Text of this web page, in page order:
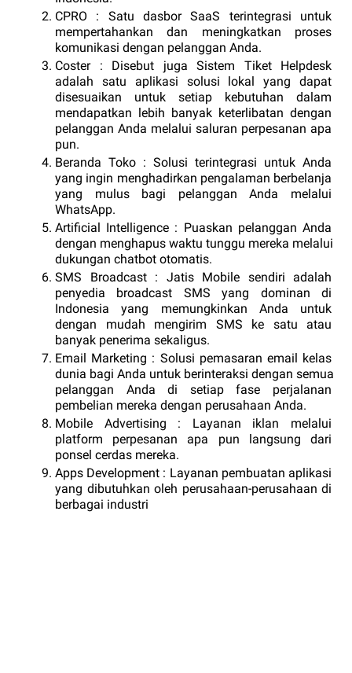
CPRO : Satu dasbor SaaS terintegrasi untuk
mempertahankan dan meningkatkan proses
komunikasi dengan pelanggan Anda.
Coster : Disebut juga Sistem Tiket Helpdesk
adalah satu aplikasi solusi lokal yang dapat
disesuaikan untuk setiap kebutuhan dalam
mendapatkan lebih banyak keterlibatan dengan
pelanggan Anda melalui saluran perpesanan apa
pun.
Beranda Toko : Solusi terintegrasi untuk Anda
yang ingin menghadirkan pengalaman berbelanja
yang mulus bagi pelanggan Anda melalui
WhatsApp.
Artificial Intelligence : Puaskan pelanggan Anda
dengan menghapus waktu tunggu mereka melalui
dukungan chatbot otomatis.
SMS Broadcast : Jatis Mobile sendiri adalah
penyedia broadcast SMS yang dominan di
Indonesia yang memungkinkan Anda untuk
dengan mudah mengirim SMS ke satu atau
banyak penerima sekaligus.
Email Marketing : Solusi pemasaran email kelas
dunia bagi Anda untuk berinteraksi dengan semua
pelanggan Anda di setiap fase perjalanan
pembelian mereka dengan perusahaan Anda.
Mobile Advertising : Layanan iklan melalui
platform perpesanan apa pun langsung dari
ponsel cerdas mereka.
Apps Development : Layanan pembuatan aplikasi
yang dibutuhkan oleh perusahaan-perusahaan di
berbagai industri